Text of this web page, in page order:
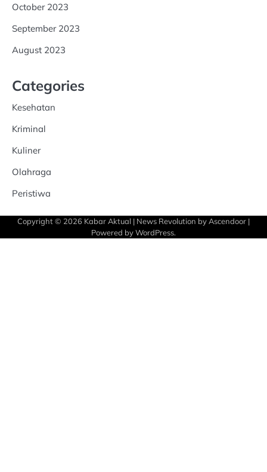
October 2023
September 2023
August 2023
Categories
Kesehatan
Kriminal
Kuliner
Olahraga
Peristiwa
Copyright © 2026 Kabar Aktual | News Revolution by Ascendoor |
Powered byWordPress.